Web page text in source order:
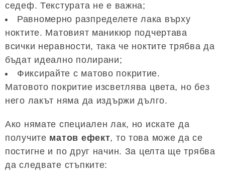
седеф. Текстурата не е важна;
Равномерно разпределете лака върху
ноктите. Матовият маникюр подчертава
всички неравности, така че ноктите трябва да
бъдат идеално полирани;
Фиксирайте с матово покритие.
Матовото покритие изсветлява цвета, но без
него лакът няма да издържи дълго.
Ако нямате специален лак, но искате да
получите матов ефект, то това може да се
постигне и по друг начин. За целта ще трябва
да следвате стъпките: